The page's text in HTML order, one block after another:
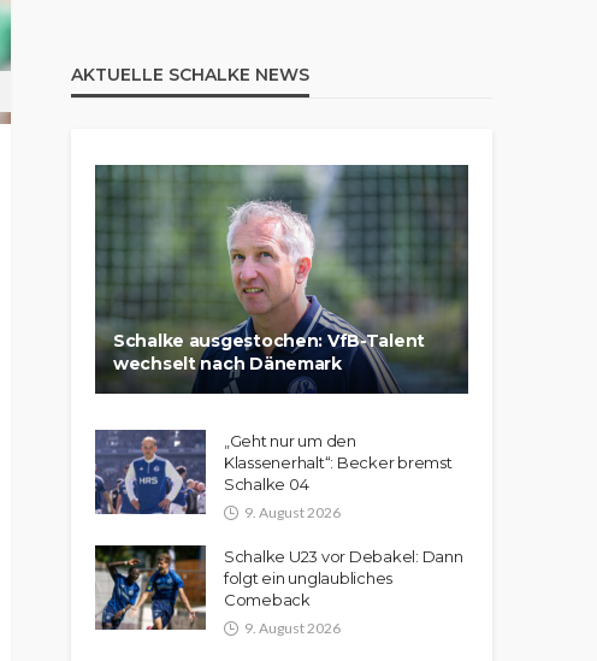
AKTUELLE SCHALKE NEWS
Schalke ausgestochen: VfB-Talent
wechselt nach Dänemark
„Geht nur um den
Klassenerhalt“: Becker bremst
Schalke 04
9. August 2026
Schalke U23 vor Debakel: Dann
folgt ein unglaubliches
Comeback
9. August 2026